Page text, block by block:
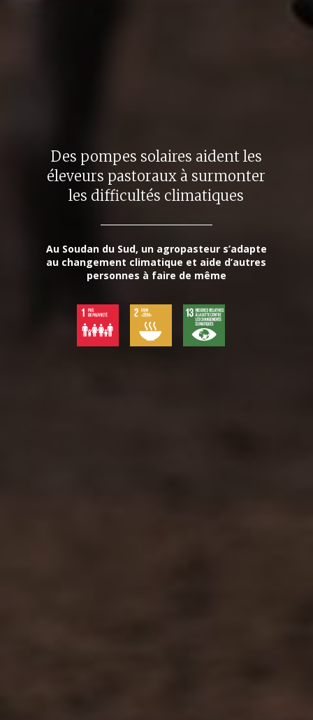
Des pompes solaires aident les
éleveurs pastoraux à surmonter
les difficultés climatiques
Au Soudan du Sud, un agropasteur s’adapte
au changement climatique et aide d’autres
personnes à faire de même